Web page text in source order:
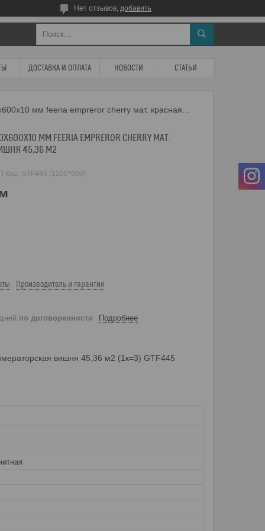
Нет отзывов, добавить
ДОСТАВКА И ОПЛАТА НОВОСТИ СТАТЬИ
ММ FEERIA EMPREROR CHERRY МАТ.
45,36 М2
Код: GTF445 (1200*600)
Производитель и гарантия
по договоренности Подробнее
вишня 45,36 м2 (1к=3) GTF445